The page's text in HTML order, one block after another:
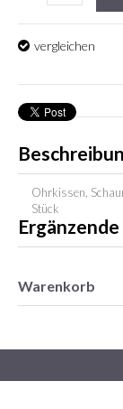
vergleichen
Ohrkissen,
Stück
Warenkorb